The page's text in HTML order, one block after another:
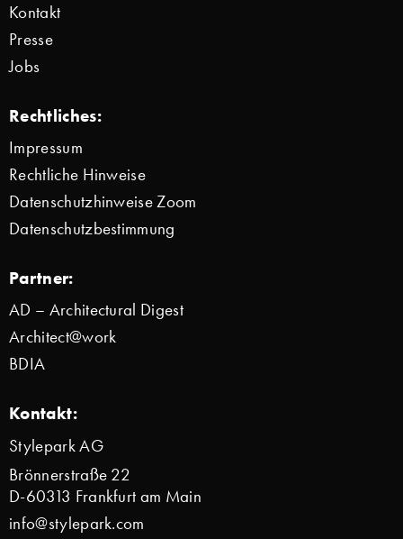
Kontakt
Presse
Jobs
Rechtliches:
Impressum
Rechtliche Hinweise
Datenschutzhinweise Zoom
Datenschutzbestimmung
Partner:
AD – Architectural Digest
Architect@work
BDIA
Kontakt:
Stylepark AG
Brönnerstraße 22
D-60313 Frankfurt am Main
info@stylepark.com